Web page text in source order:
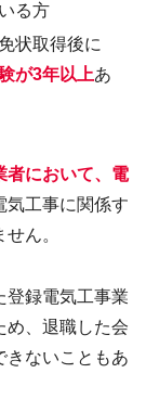
る方
状取得後に
が3年以上あ
者において、電
気工事に関係す
ん。
登録電気工事業
め、退職した会
きないこともあ